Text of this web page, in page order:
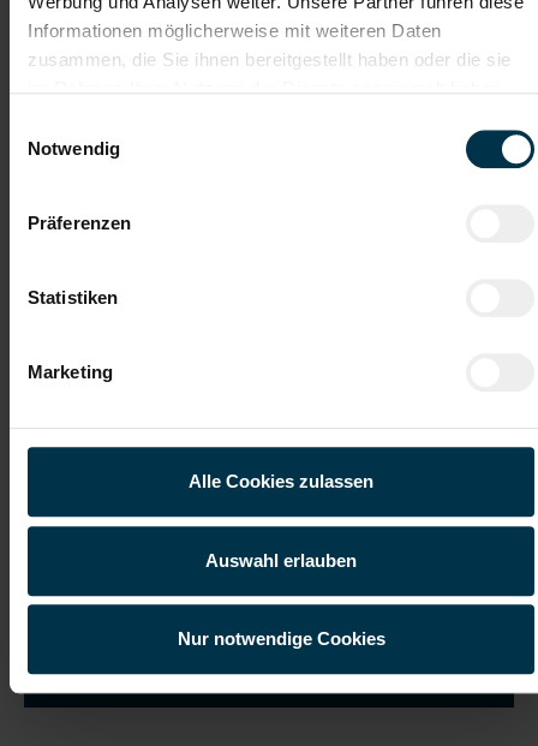
Informationen möglicherweise mit weiteren Daten
zusammen, die Sie ihnen bereitgestellt haben oder die sie
Notwendig
Präferenzen
Statistiken
Marketing
Alle Cookies zulassen
Auswahl erlauben
Nur notwendige Cookies
Datei 5
und willige ein, dass meine personenbezogenen Daten im
Rahmen meiner Initiativbewerbung für die Dauer von drei
Jahren verarbeitet werden dürfen.*
Job suchen